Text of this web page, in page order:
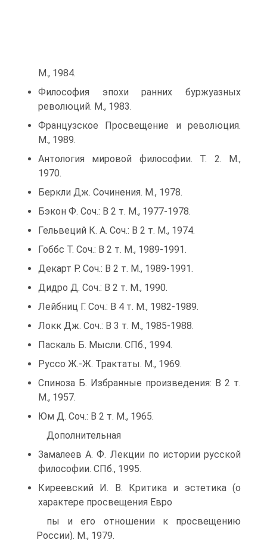
М., 1984.
Философия эпохи ранних буржуазных
революций. М., 1983.
Французское Просвещение и революция.
М., 1989.
Антология мировой философии. Т. 2. М.,
1970.
Беркли Дж. Сочинения. М., 1978.
Бэкон Ф. Соч.: В 2 т. М., 1977-1978.
Гельвеций К. А. Соч.: В 2 т. М., 1974.
Гоббс Т. Соч.: В 2 т. М., 1989-1991.
Декарт Р. Соч.: В 2 т. М., 1989-1991.
Дидро Д. Соч.: В 2 т. М., 1990.
Лейбниц Г. Соч.: В 4 т. М., 1982-1989.
Локк Дж. Соч.: В 3 т. М., 1985-1988.
Паскаль Б. Мысли. СПб., 1994.
Руссо Ж.-Ж. Трактаты. М., 1969.
Спиноза Б. Избранные произведения: В 2 т.
М., 1957.
Юм Д. Соч.: В 2 т. М., 1965.
Дополнительная
Замалеев А. Ф. Лекции по истории русской
философии. СПб., 1995.
Киреевский И. В. Критика и эстетика (о
характере просвещения Евро
пы и его отношении к просвещению
России). М., 1979.